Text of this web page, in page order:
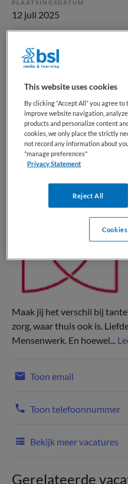
PLAATSINGSDATUM
12 juli 2025
Ervaren
Vacature niet
Deze vacature
tanteLouise bij tanteLouise
staan enkele vergelijkbare
interessant zijn.
Maak jij het verschil bij
zorg, waar thuis ook is.
Mensenwerk. En hoewel...
Toon email
Toon telefoonnummer
Bekijk meer vacatures
Gerelateerde
This website uses cookies
By clicking “Accept All” you agree
improve website navigation,
products and personalize content
cookies, we only place the strictly
not record any information about
"manage preferences"
Privacy Statement
Reject All